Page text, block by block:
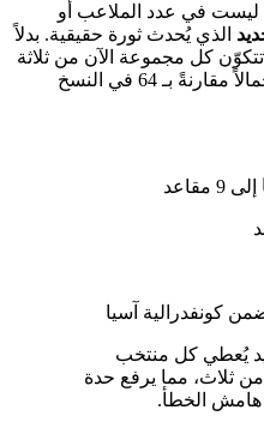
ليست في عدد الملاعب أو
الذي يُحدث ثورة حقيقية. بدلاً
كل مجموعة الآن من ثلاثة
منتخبات فقط، وتُقام 104 مباراة إجمالاً مقارنةً بـ 64 في النسخ
إلى 9 مقاعد
كونفدرالية آسيا
يُعطي كل منتخب
من ثلاث، مما يرفع حدة
هامش الخطأ.